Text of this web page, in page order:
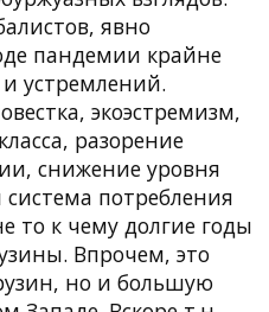
явно
пандемии крайне
устремлений.
экоэстремизм,
разорение
снижение уровня
потребления
то к чему долгие годы
Впрочем, это
но и большую